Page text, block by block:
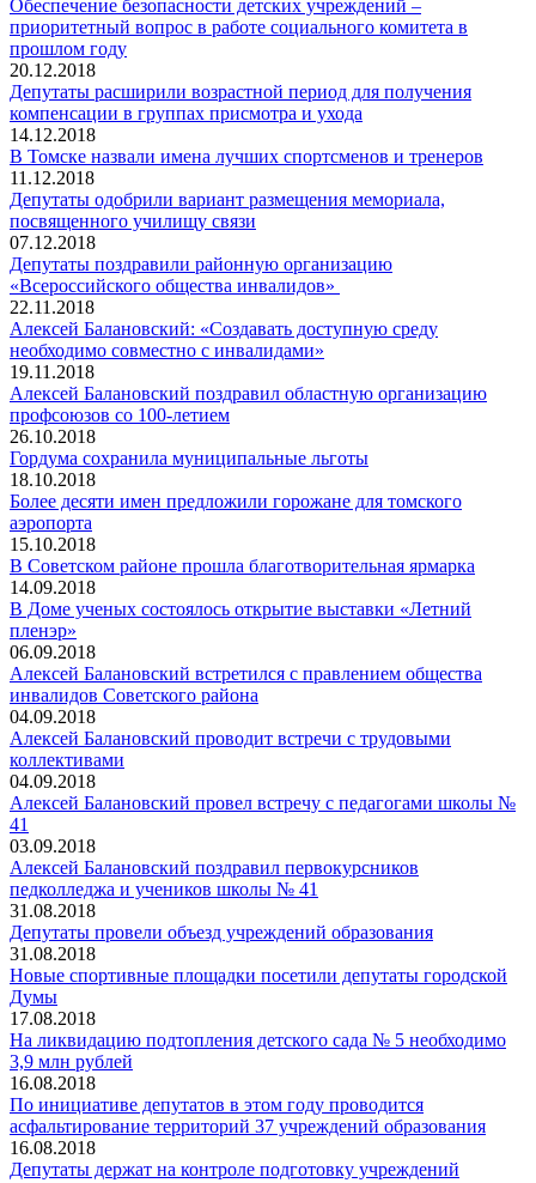
Обеспечение безопасности детских учреждений –
приоритетный вопрос в работе социального комитета в
прошлом году
20.12.2018
Депутаты расширили возрастной период для получения
компенсации в группах присмотра и ухода
14.12.2018
В Томске назвали имена лучших спортсменов и тренеров
11.12.2018
Депутаты одобрили вариант размещения мемориала,
посвященного училищу связи
07.12.2018
Депутаты поздравили районную организацию
«Всероссийского общества инвалидов»
22.11.2018
Алексей Балановский: «Создавать доступную среду
необходимо совместно с инвалидами»
19.11.2018
Алексей Балановский поздравил областную организацию
профсоюзов со 100-летием
26.10.2018
Гордума сохранила муниципальные льготы
18.10.2018
Более десяти имен предложили горожане для томского
аэропорта
15.10.2018
В Советском районе прошла благотворительная ярмарка
14.09.2018
В Доме ученых состоялось открытие выставки «Летний
пленэр»
06.09.2018
Алексей Балановский встретился с правлением общества
инвалидов Советского района
04.09.2018
Алексей Балановский проводит встречи с трудовыми
коллективами
04.09.2018
Алексей Балановский провел встречу с педагогами школы №
41
03.09.2018
Алексей Балановский поздравил первокурсников
педколледжа и учеников школы № 41
31.08.2018
Депутаты провели объезд учреждений образования
31.08.2018
Новые спортивные площадки посетили депутаты городской
Думы
17.08.2018
На ликвидацию подтопления детского сада № 5 необходимо
3,9 млн рублей
16.08.2018
По инициативе депутатов в этом году проводится
асфальтирование территорий 37 учреждений образования
16.08.2018
Депутаты держат на контроле подготовку учреждений